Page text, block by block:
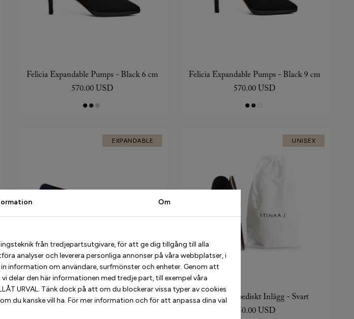
Om
från tredjepartsutgivare, för att ge dig tillgång till alla
analyser och leverera personliga annonser på våra webbplatser, i
information om användare, surfmönster och enheter. Genom att
delar den här informationen med tredje part, till exempel våra
URVAL. Tänk dock på att om du blockerar vissa typer av cookies
du kanske vill ha. För mer information och för att anpassa dina val
Felicia Expandable Pumps - Black 6 cm
570.00 USD
Felicia Expandable Pumps - Black 9 cm
570.00 USD
EXPANDABLE
Filippa Ballerina - Expandable Navy
540.00 USD
UNISEX
5-Bar Ortopediskt Inlägg - Svart
350.00 USD